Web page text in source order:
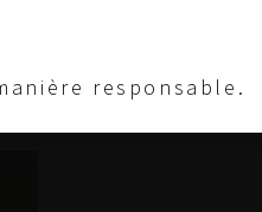
vide.
responsable.